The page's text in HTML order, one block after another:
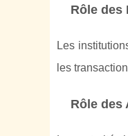
Rôle des
Les
les
Rôle des